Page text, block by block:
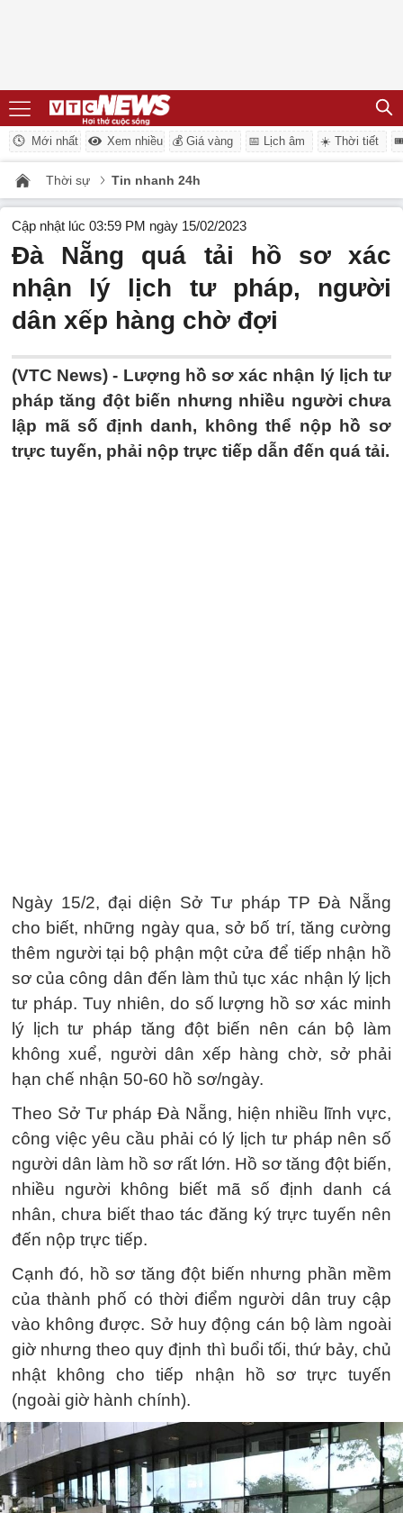
Mới nhất Xem nhiều 💰 Giá vàng 📅 Lịch âm ☀️ Thời tiết
Thời sự Tin nhanh 24h
Cập nhật lúc 03:59 PM ngày 15/02/2023
Đà Nẵng quá tải hồ sơ xác
nhận lý lịch tư pháp, người
dân xếp hàng chờ đợi
(VTC News) - Lượng hồ sơ xác nhận lý lịch tư
pháp tăng đột biến nhưng nhiều người chưa
lập mã số định danh, không thể nộp hồ sơ
trực tuyến, phải nộp trực tiếp dẫn đến quá tải.
Ngày 15/2, đại diện Sở Tư pháp TP Đà Nẵng
cho biết, những ngày qua, sở bố trí, tăng cường
thêm người tại bộ phận một cửa để tiếp nhận hồ
sơ của công dân đến làm thủ tục xác nhận lý lịch
tư pháp. Tuy nhiên, do số lượng hồ sơ xác minh
lý lịch tư pháp tăng đột biến nên cán bộ làm
không xuể, người dân xếp hàng chờ, sở phải
hạn chế nhận 50-60 hồ sơ/ngày.
Theo Sở Tư pháp Đà Nẵng, hiện nhiều lĩnh vực,
công việc yêu cầu phải có lý lịch tư pháp nên số
người dân làm hồ sơ rất lớn. Hồ sơ tăng đột biến,
nhiều người không biết mã số định danh cá
nhân, chưa biết thao tác đăng ký trực tuyến nên
đến nộp trực tiếp.
Cạnh đó, hồ sơ tăng đột biến nhưng phần mềm
của thành phố có thời điểm người dân truy cập
vào không được. Sở huy động cán bộ làm ngoài
giờ nhưng theo quy định thì buổi tối, thứ bảy, chủ
nhật không cho tiếp nhận hồ sơ trực tuyến
(ngoài giờ hành chính).